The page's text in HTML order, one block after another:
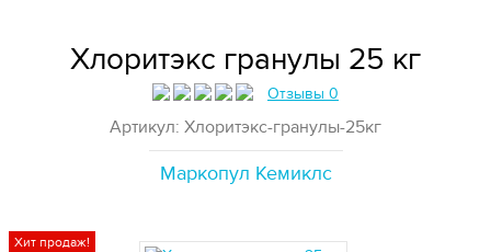
Хлоритэкс гранулы 25 кг
Отзывы 0
Артикул: Хлоритэкс-гранулы-25кг
Маркопул Кемиклс
Хит продаж!